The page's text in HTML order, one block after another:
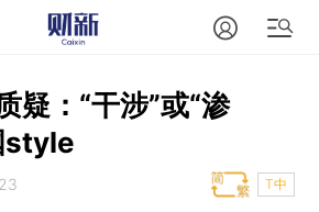
疑：“干涉”或“渗
style
T中